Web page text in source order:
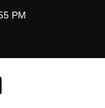
PM